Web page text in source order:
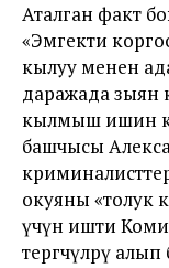
Аталган факт
«Эмгекти
кылуу менен
даражада зыян
кылмыш ишин
башчысы
окуяны «толук
үчүн ишти
тергөөчүлөрү